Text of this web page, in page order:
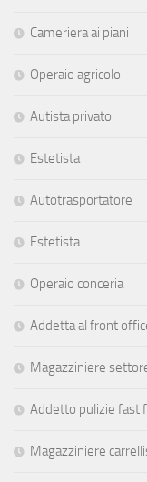
Cameriera ai piani
Operaio agricolo
Autista privato
Estetista
Autotrasportatore
Estetista
Operaio conceria
Addetta al front
Magazziniere
Addetto pulizie fast
Magazziniere